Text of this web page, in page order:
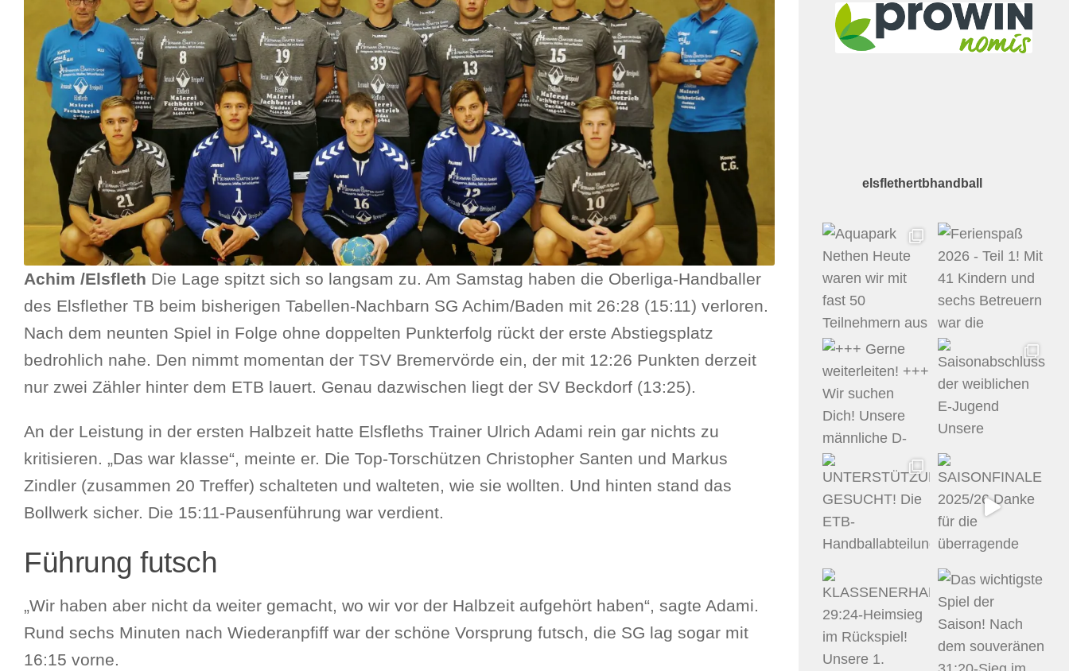
Achim /Elsfleth Die Lage spitzt sich so langsam zu. Am Samstag haben die Oberliga-Handballer
des Elsflether TB beim bisherigen Tabellen-Nachbarn SG Achim/Baden mit 26:28 (15:11) verloren.
Nach dem neunten Spiel in Folge ohne doppelten Punkterfolg rückt der erste Abstiegsplatz
bedrohlich nahe. Den nimmt momentan der TSV Bremervörde ein, der mit 12:26 Punkten derzeit
nur zwei Zähler hinter dem ETB lauert. Genau dazwischen liegt der SV Beckdorf (13:25).
An der Leistung in der ersten Halbzeit hatte Elsfleths Trainer Ulrich Adami rein gar nichts zu
kritisieren. „Das war klasse“, meinte er. Die Top-Torschützen Christopher Santen und Markus
Zindler (zusammen 20 Treffer) schalteten und walteten, wie sie wollten. Und hinten stand das
Bollwerk sicher. Die 15:11-Pausenführung war verdient.
Führung futsch
„Wir haben aber nicht da weiter gemacht, wo wir vor der Halbzeit aufgehört haben“, sagte Adami.
Rund sechs Minuten nach Wiederanpfiff war der schöne Vorsprung futsch, die SG lag sogar mit
16:15 vorne.
elsflethertbhandball